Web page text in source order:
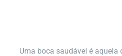
Uma boca saudável é aquela